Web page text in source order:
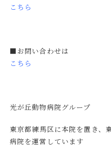
こちら
■お問い合わせは
こちら
光が丘動物病院グループ
東京都練馬区に本院を置き、
病院を運営しています